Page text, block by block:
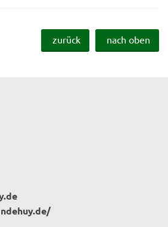
zurück nach oben